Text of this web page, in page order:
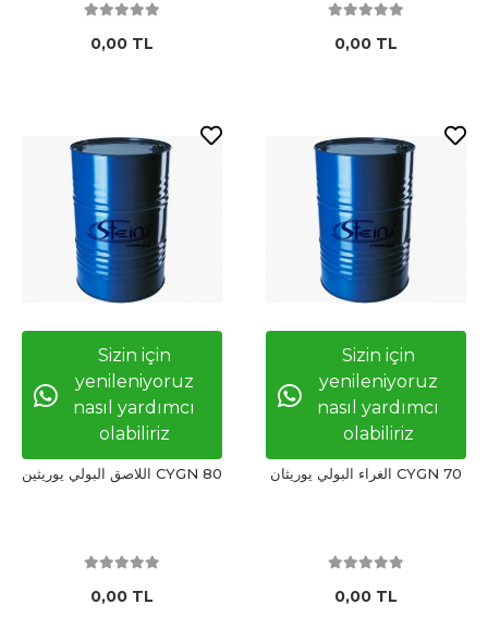
0,00 TL 0,00 TL
Sizin için
yenileniyoruz
nasıl yardımcı
olabiliriz
اللاصق البولي يوريثين CYGN 80
0,00 TL
Sizin için
yenileniyoruz
nasıl yardımcı
olabiliriz
الغراء البولي يوريثان CYGN 70
0,00 TL